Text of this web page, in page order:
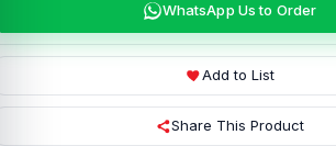
WhatsApp Us to Order
Add to List
Share This Product